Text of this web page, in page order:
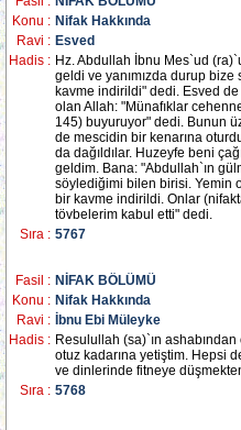
Konu : Nifak Hakkında
Ravi : Esved
Hadis : Hz. Abdullah İbnu Mes`ud
geldi ve yanımızda durup bize
kavme indirildi" dedi. Esved
olan Allah: "Münafıklar
145) buyuruyor" dedi. Bunun
de mescidin bir kenarına
da dağıldılar. Huzeyfe beni
geldim. Bana: "Abdullah`ın
söylediğimi bilen birisi. Yemin
bir kavme indirildi. Onlar
tövbelerim kabul etti" dedi.
Sıra : 5767
Fasil : NİFAK BÖLÜMÜ
Konu : Nifak Hakkında
Ravi :
İbnu Ebi Müleyke
Hadis : Resulullah (sa)`ın
otuz kadarına yetiştim. Hepsi
ve dinlerinde fitneye
Sıra : 5768